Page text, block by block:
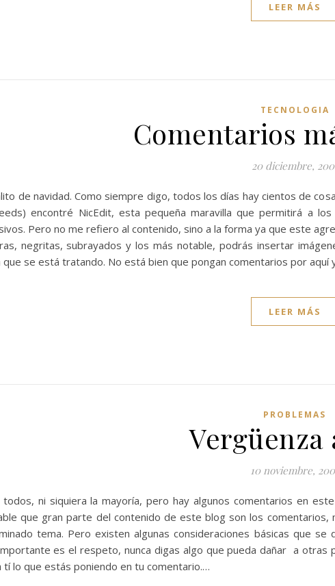
LEER MÁS
TECNOLOGIA
Comentarios
20 diciembre,
de navidad. Como siempre digo, todos los días hay cientos de
encontré NicEdit, esta pequeña maravilla que permitirá a
Pero no me refiero al contenido, sino a la forma ya que este
negritas, subrayados y los más notable, podrás insertar
que se está tratando. No está bien que pongan comentarios por aquí
LEER MÁS
PROBLEMAS
Vergüenza
10 noviembre,
ni siquiera la mayoría, pero hay algunos comentarios en
que gran parte del contenido de este blog son los
tema. Pero existen algunas consideraciones básicas que
es el respeto, nunca digas algo que pueda dañar a
tí lo que estás poniendo en tu comentario.…